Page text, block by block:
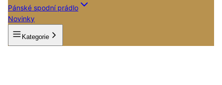
Pánské spodní prádlo
Novinky
Kategorie